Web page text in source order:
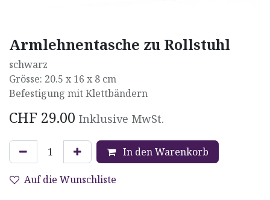
Armlehnentasche zu Rollstuhl
schwarz
Grösse: 20.5 x 16 x 8 cm
Befestigung mit Klettbändern
CHF 29.00 Inklusive MwSt.
In den Warenkorb
Auf die Wunschliste